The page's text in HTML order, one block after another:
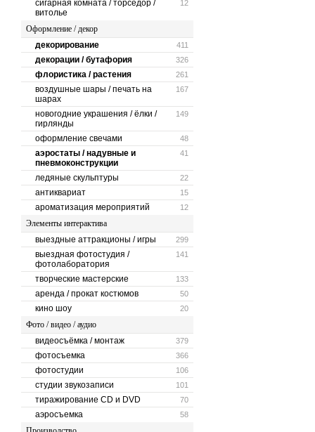
12
сигарная комната / торседор /
витолье
Оформление / декор
411
декорирование
326
декорации / бутафория
261
флористика / растения
167
воздушные шары / печать на
шарах
149
новогодние украшения / ёлки /
гирлянды
48
оформление свечами
41
аэростаты / надувные и
пневмоконструкции
22
ледяные скульптуры
15
антиквариат
12
ароматизация мероприятий
Элементы интерактива
299
выездные аттракционы / игры
141
выездная фотостудия /
фотолаборатория
133
творческие мастерские
50
аренда / прокат костюмов
20
кино шоу
Фото / видео / аудио
379
видеосъёмка / монтаж
366
фотосъемка
106
фотостудии
101
студии звукозаписи
70
тиражирование CD и DVD
58
аэросъемка